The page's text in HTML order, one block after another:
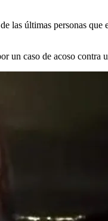
las últimas personas
un caso de acoso contra